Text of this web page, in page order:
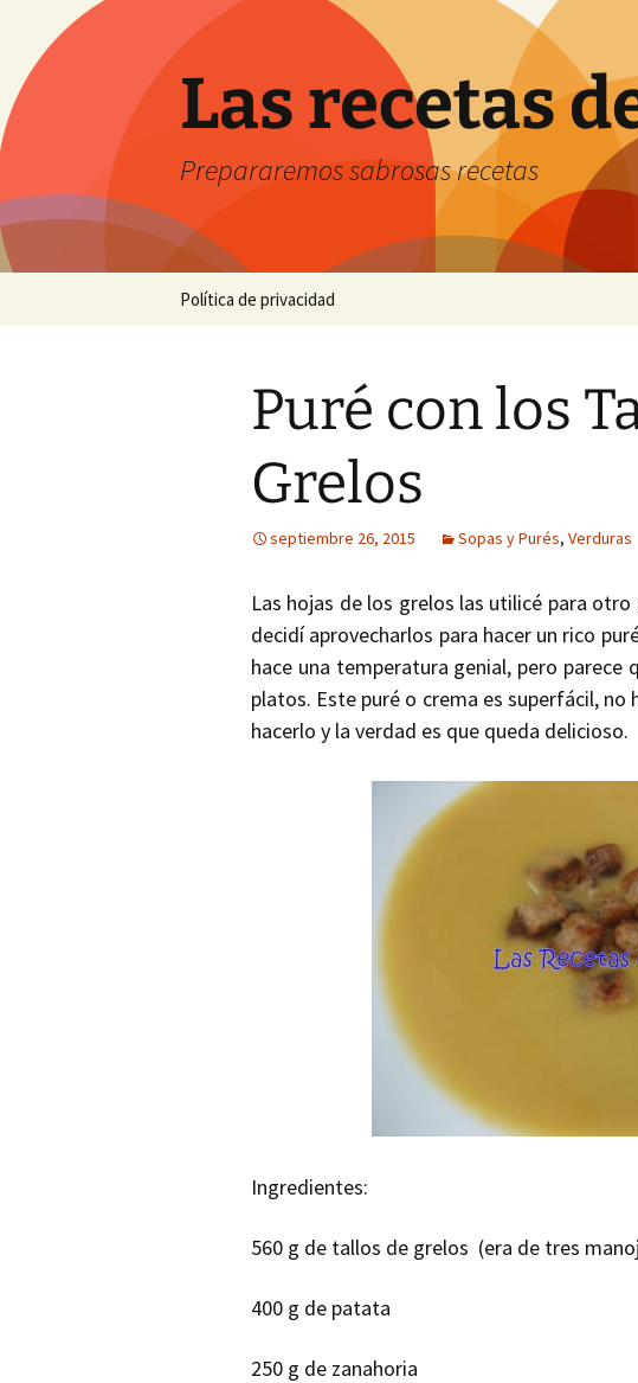
contenido
Las recetas
Prepararemos sabrosas recetas
Política de privacidad
Puré con los
Grelos
septiembre 26, 2015 Sopas y Purés, Verduras
Las hojas de los grelos las utilicé para
decidí aprovecharlos para hacer un rico
hace una temperatura genial, pero
platos. Este puré o crema es superfácil, no
hacerlo y la verdad es que queda delicioso.
Ingredientes:
560 g de tallos de grelos (era de tres
400 g de patata
250 g de zanahoria